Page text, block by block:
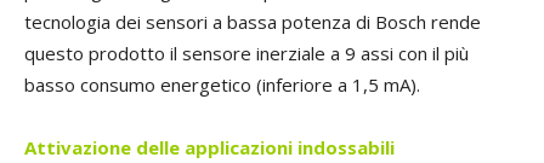
tecnologia dei sensori a bassa potenza di Bosch rende
questo prodotto il sensore inerziale a 9 assi con il più
basso consumo energetico (inferiore a 1,5 mA).
Attivazione delle applicazioni indossabili